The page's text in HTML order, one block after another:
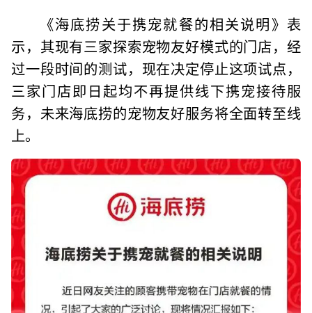
《海底捞关于携宠就餐的相关说明》表
示，其现有三家探索宠物友好模式的门店，经
过一段时间的测试，现在决定停止这项试点，
三家门店即日起均不再提供线下携宠接待服
务，未来海底捞的宠物友好服务将全面转至线
上。